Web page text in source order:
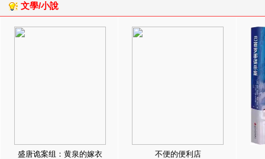
文學/小說
盛唐诡案组：黄泉的嫁衣 不便的便利店